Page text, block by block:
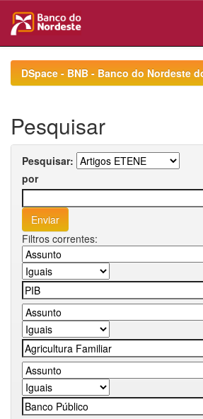
navigationDSpace - BNB - Banco do Nordeste
Pesquisar
Pesquisar:
por
Filtros correntes: